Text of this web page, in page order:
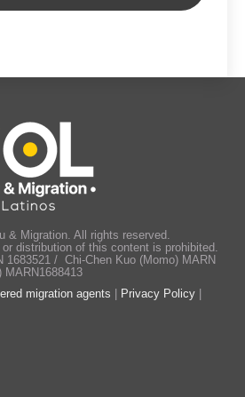
& Migration. All rights reserved.
distribution of this content is prohibited.
1683521 / Chi-Chen Kuo (Momo) MARN
MARN1688413
migration agents
Privacy Policy